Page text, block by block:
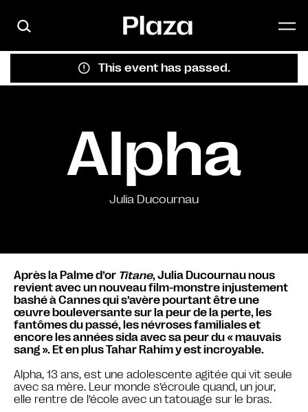
This event has passed.
Alpha
Julia Ducournau
Après la Palme d’or Titane, Julia Ducournau nous
revient avec un nouveau film-monstre injustement
bashé à Cannes qui s’avère pourtant être une
œuvre bouleversante sur la peur de la perte, les
fantômes du passé, les névroses familiales et
encore les années sida avec sa peur du « mauvais
sang ». Et en plus Tahar Rahim y est incroyable.
Alpha, 13 ans, est une adolescente agitée qui vit seule
avec sa mère. Leur monde s’écroule quand, un jour,
elle rentre de l’école avec un tatouage sur le bras.